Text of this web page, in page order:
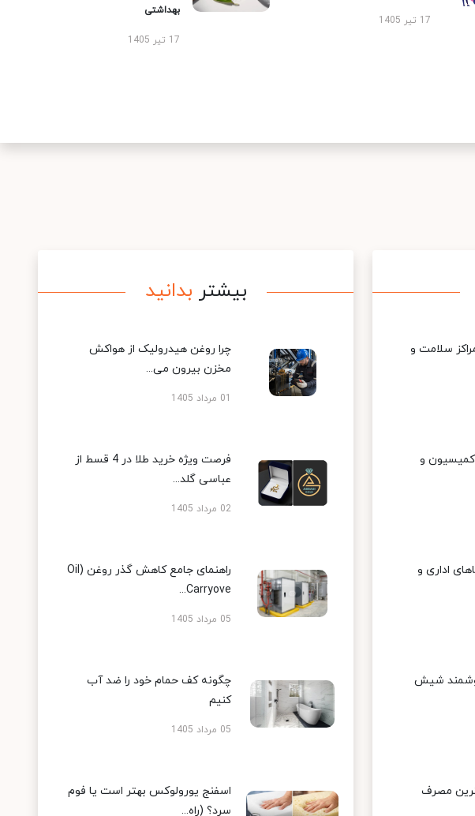
17 تیر 1405
بهداشتی
17 تیر 1405
سلامت و
کمیسیون و
اداری و
هوشمند شیش
مصرف
بیشتر بدانید
چرا روغن هیدرولیک از هواکش
مخزن بیرون می...
01 مرداد 1405
فرصت ویژه خرید طلا در 4 قسط از
عباسی گلد...
02 مرداد 1405
راهنمای جامع کاهش گذر روغن (Oil
Carryove...
05 مرداد 1405
چگونه کف حمام خود را ضد آب
کنیم
05 مرداد 1405
اسفنج یورولوکس بهتر است یا فوم
سرد؟ (راه...